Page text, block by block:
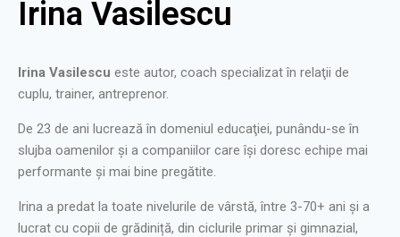
Irina Vasilescu
Irina Vasilescu este autor, coach specializat în relaţii de
cuplu, trainer, antreprenor.
De 23 de ani lucrează în domeniul educaţiei, punându-se în
slujba oamenilor şi a companiilor care îşi doresc echipe mai
performante şi mai bine pregătite.
Irina a predat la toate nivelurile de vârstă, între 3-70+ ani și a
lucrat cu copii de grădiniță, din ciclurile primar și gimnazial,